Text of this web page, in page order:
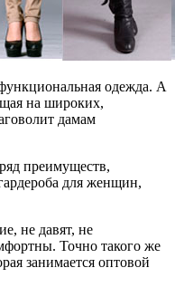
одежда. А
на широких,
дамам
преимуществ,
для женщин,
не давят, не
Точно такого же
занимается оптовой